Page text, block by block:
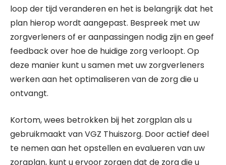
loop der tijd veranderen en het is belangrijk dat het
plan hierop wordt aangepast. Bespreek met uw
zorgverleners of er aanpassingen nodig zijn en geef
feedback over hoe de huidige zorg verloopt. Op
deze manier kunt u samen met uw zorgverleners
werken aan het optimaliseren van de zorg die u
ontvangt.
Kortom, wees betrokken bij het zorgplan als u
gebruikmaakt van VGZ Thuiszorg. Door actief deel
te nemen aan het opstellen en evalueren van uw
zorgplan, kunt u ervoor zorgen dat de zorg die u